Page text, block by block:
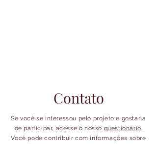
Contato
Se você se interessou pelo projeto e gostaria
de participar, acesse o nosso questionário.
Você pode contribuir com informações sobre